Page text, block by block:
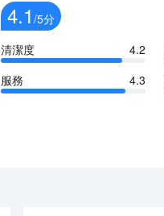
4.1 /5分
清潔度
4.2
服務
4.3